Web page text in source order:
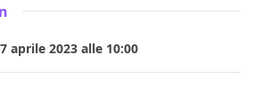
aprile 2023 alle 10:00